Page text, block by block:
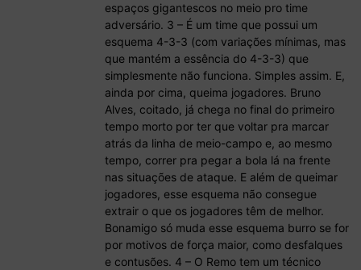
espaços gigantescos no meio pro time
adversário. 3 – É um time que possui um
esquema 4-3-3 (com variações mínimas, mas
que mantém a essência do 4-3-3) que
simplesmente não funciona. Simples assim. E,
ainda por cima, queima jogadores. Bruno
Alves, coitado, já chega no final do primeiro
tempo morto por ter que voltar pra marcar
atrás da linha de meio-campo e, ao mesmo
tempo, correr pra pegar a bola lá na frente
nas situações de ataque. E além de queimar
jogadores, esse esquema não consegue
extrair o que os jogadores têm de melhor.
Bonamigo só muda esse esquema burro se for
por motivos de força maior, como desfalques
e contusões. 4 – O Remo tem um técnico